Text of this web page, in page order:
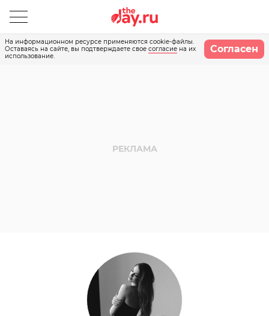
На информационном ресурсе применяются cookie-файлы.
Оставаясь на сайте, вы подтверждаете свое согласие на их
использование.
Согласен